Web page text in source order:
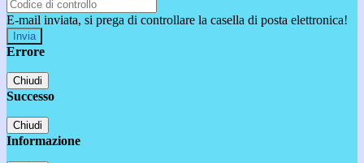
E-mail inviata, si prega di controllare la casella di posta elettronica!
Errore
Chiudi
Successo
Chiudi
Informazione